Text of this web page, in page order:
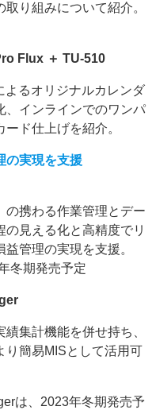
り組みについて紹介。
Flux ＋ TU-510
よるオリジナルカレンダ
、インラインでのワンパ
ド仕上げを紹介。
の実現を支援
の携わる作業管理とデー
見える化と高精度でリ
管理の実現を支援。
冬期発売予定
集計機能を併せ持ち、
り簡易MISとして活用可
は、2023年冬期発売予